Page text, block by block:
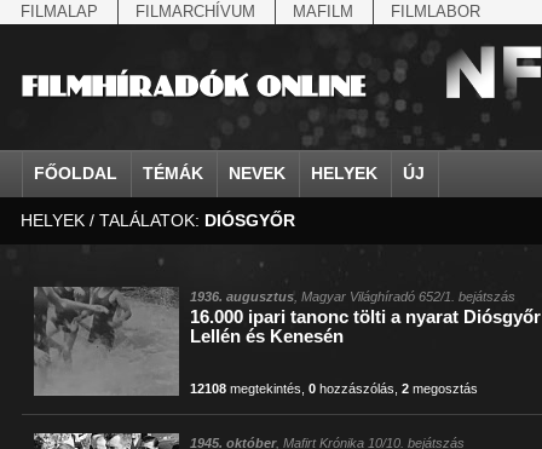
FILMALAP FILMARCHÍVUM MAFILM FILMLABOR
FŐOLDAL TÉMÁK NEVEK HELYEK ÚJ
agrárium
államfő
államosítás
Állatkert
állatvilág
amerikai magyarok
Anschluss
antant
antant
április 4.
arisztokrácia
IV. Béla, magyar királ...
Aarons-Hughes, Ruth
Abe Nobuyuki
Aczél György
Aczél Ilona
Ádám Zoltán
Ady Endre
Agárdi Gábor
Ágotai Géza, dr.
Aimone savoya-
Albert Ferenc
Albert Ferenc
Aarau
Abapuszta
Abony
Ácsteszér
Addisz-Abeba
Adony
Adua
Afrika
Alag
Albánia
HELYEK / TALÁLATOK: DIÓSGYŐR
1936. augusztus , Magyar Világhíradó 652/1. bejátszás
16.000 ipari tanonc tölti a nyarat
Lellén és Kenesén
12108 megtekintés ,0 hozzászólás ,2 megosztás
1945. október, Mafirt Krónika 10/10. bejátszás